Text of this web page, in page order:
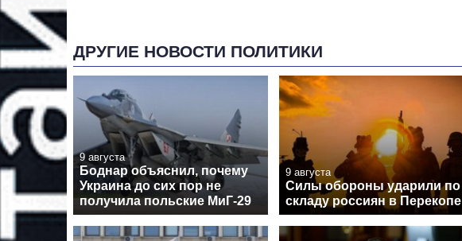
ДРУГИЕ НОВОСТИ ПОЛИТИКИ
9 августа
Боднар объяснил, почему
Украина до сих пор не
получила польские МиГ-29
9 августа
Силы обороны ударили по
складу россиян в Перекопе